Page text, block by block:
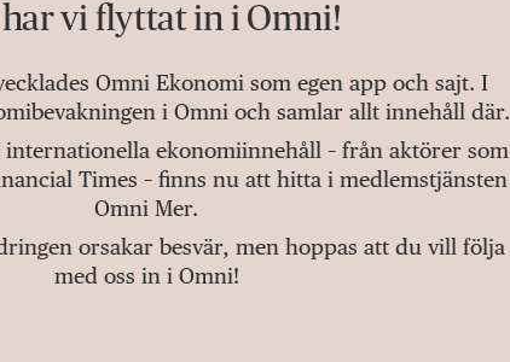
vi flyttat in i Omni!
Omni Ekonomi som egen app och sajt. I
i Omni och samlar allt innehåll där.
internationella ekonomiinnehåll – från aktörer som
Times – finns nu att hitta i medlemstjänsten
Omni Mer.
orsakar besvär, men hoppas att du vill följa
med oss in i Omni!